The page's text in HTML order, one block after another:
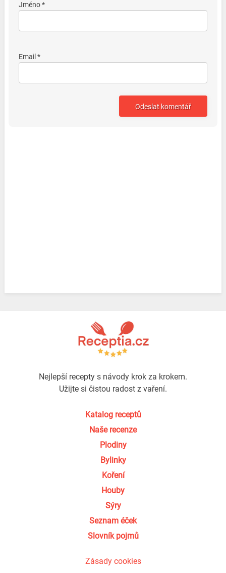
Jméno *
Email *
Nejlepší recepty s návody krok za krokem.
Užijte si čistou radost z vaření.
Katalog receptů
Naše recenze
Plodiny
Bylinky
Koření
Houby
Sýry
Seznam éček
Slovník pojmů
Zásady cookies